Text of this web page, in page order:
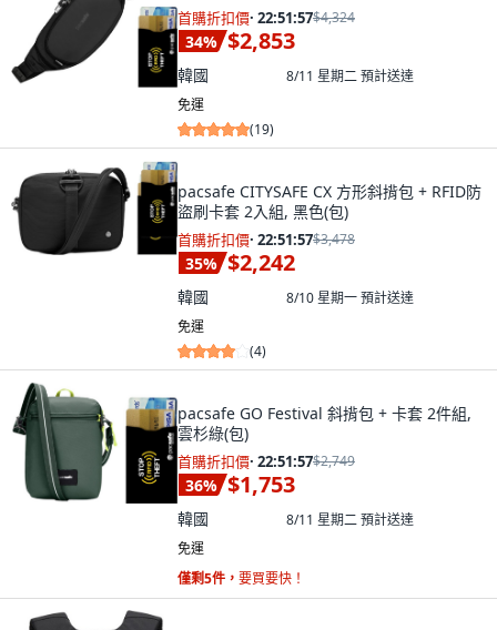
首購折扣價· 22:51:55$4,324
34% $2,853
韓國 8/11 星期二預計送達
免運
(19)
pacsafe CITYSAFE CX 方形斜揹包 + RFID防
盜刷卡套 2入組, 黑色(包)
首購折扣價· 22:51:55$3,478
35% $2,242
韓國 8/10 星期一預計送達
免運
(4)
pacsafe GO Festival 斜揹包 + 卡套 2件組,
雲杉綠(包)
首購折扣價· 22:51:55$2,749
36% $1,753
韓國 8/11 星期二預計送達
免運
僅剩5件， 要買要快！